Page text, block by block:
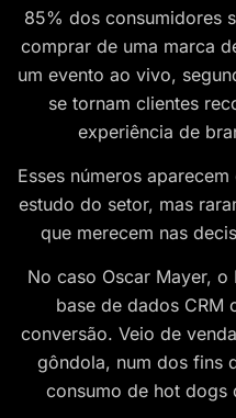
85% dos consumidores
comprar de uma marca
um evento ao vivo,
se tornam clientes
experiência de
Esses números
estudo do setor, mas
que merecem nas
No caso Oscar Mayer, o
base de dados CRM
conversão. Veio de
gôndola, num dos fins
consumo de hot dogs